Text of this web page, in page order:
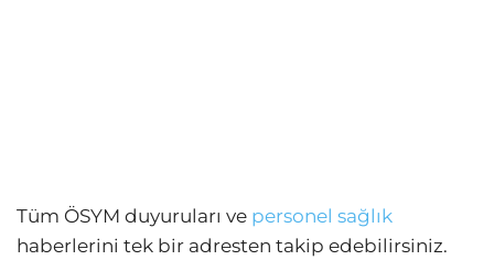
Tüm ÖSYM duyuruları ve personel sağlık
haberlerini tek bir adresten takip edebilirsiniz.